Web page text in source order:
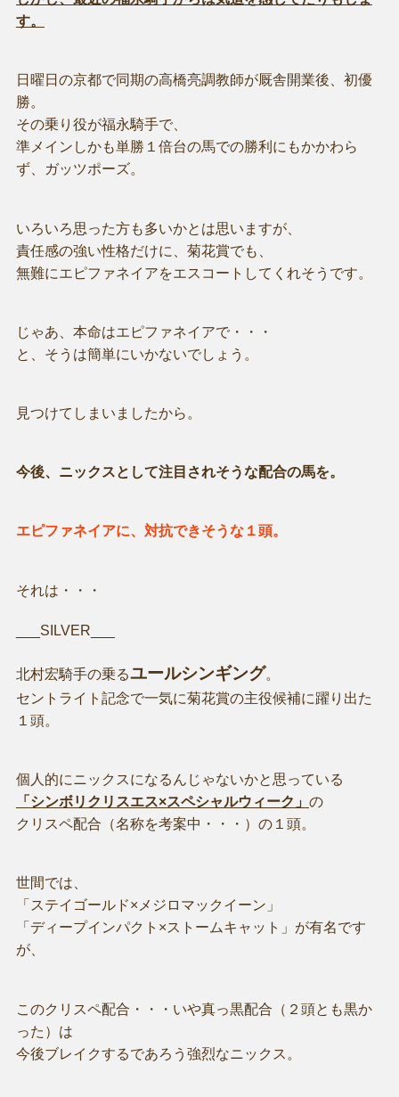
す。
日曜日の京都で同期の高橋亮調教師が厩舎開業後、初優
勝。
その乗り役が福永騎手で、
準メインしかも単勝１倍台の馬での勝利にもかかわら
ず、ガッツポーズ。
いろいろ思った方も多いかとは思いますが、
責任感の強い性格だけに、菊花賞でも、
無難にエピファネイアをエスコートしてくれそうです。
じゃあ、本命はエピファネイアで・・・
と、そうは簡単にいかないでしょう。
見つけてしまいましたから。
今後、ニックスとして注目されそうな配合の馬を。
エピファネイアに、対抗できそうな１頭。
それは・・・
___SILVER___
北村宏騎手の乗るユールシンギング。
セントライト記念で一気に菊花賞の主役候補に躍り出た
１頭。
個人的にニックスになるんじゃないかと思っている
「シンボリクリスエス×スペシャルウィーク」 の
クリスペ配合（名称を考案中・・・）の１頭。
世間では、
「ステイゴールド×メジロマックイーン」
「ディープインパクト×ストームキャット」が有名です
が、
このクリスペ配合・・・いや真っ黒配合（２頭とも黒か
った）は
今後ブレイクするであろう強烈なニックス。